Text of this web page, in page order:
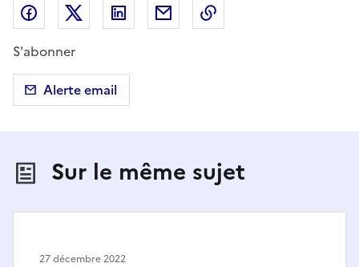
Partager sur Facebook
Partager sur X (anciennement Twitter)
Partager sur LinkedIn
Partager par email
S'abonner
Alerte email
Sur le même sujet
27 décembre 2022